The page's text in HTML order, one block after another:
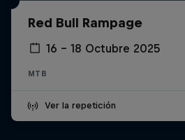
Red Bull Rampage
16 – 18 Octubre 2025
MTB
Ver la repetición